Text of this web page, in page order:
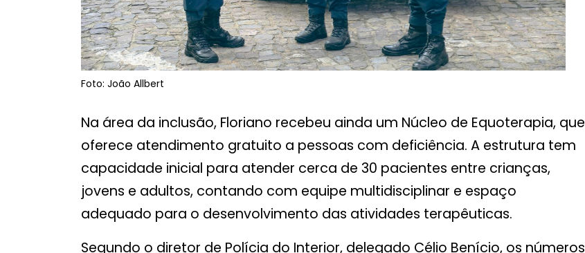
Foto: João Allbert
Na área da inclusão, Floriano recebeu ainda um Núcleo de Equoterapia, que
oferece atendimento gratuito a pessoas com deficiência. A estrutura tem
capacidade inicial para atender cerca de 30 pacientes entre crianças,
jovens e adultos, contando com equipe multidisciplinar e espaço
adequado para o desenvolvimento das atividades terapêuticas.
Segundo o diretor de Polícia do Interior, delegado Célio Benício, os números